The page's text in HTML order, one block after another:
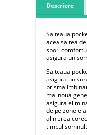
Descriere
Salteaua
acea saltea
spori
asigura un
Salteaua
asigura un
prisma
mai noua
asigura
de pe zonele
alinierea
timpul